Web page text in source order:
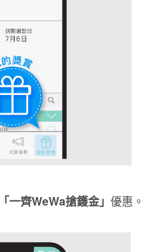
「一齊WeWa搶鑊金」 優惠。